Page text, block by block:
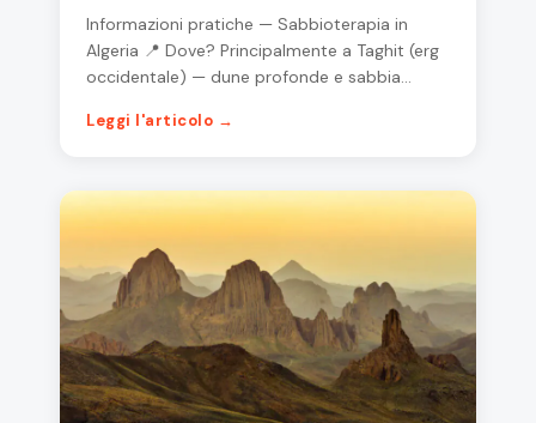
Informazioni pratiche — Sabbioterapia in
Algeria 📍 Dove? Principalmente a Taghit (erg
occidentale) — dune profonde e sabbia…
Leggi l'articolo →